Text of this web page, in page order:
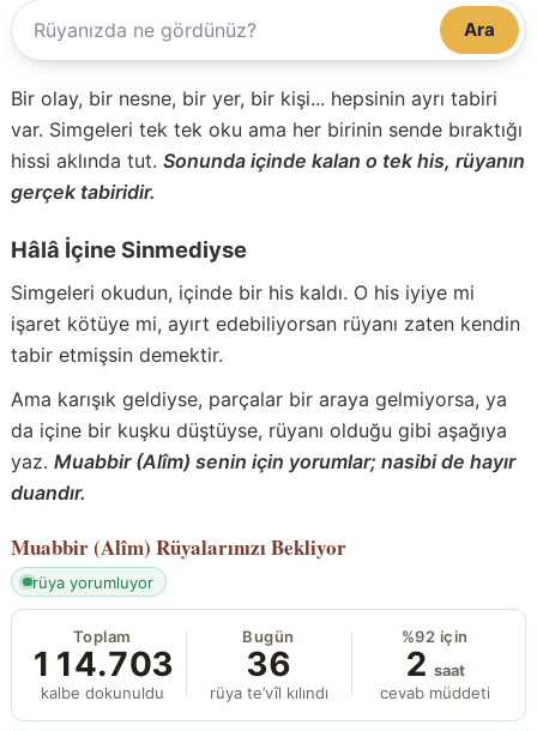
Ara
Bir olay, bir nesne, bir yer, bir kişi... hepsinin ayrı tabiri
var. Simgeleri tek tek oku ama her birinin sende bıraktığı
hissi aklında tut. Sonunda içinde kalan o tek his, rüyanın
gerçek tabiridir.
Hâlâ İçine Sinmediyse
Simgeleri okudun, içinde bir his kaldı. O his iyiye mi
işaret kötüye mi, ayırt edebiliyorsan rüyanı zaten kendin
tabir etmişsin demektir.
Ama karışık geldiyse, parçalar bir araya gelmiyorsa, ya
da içine bir kuşku düştüyse, rüyanı olduğu gibi aşağıya
yaz. Muabbir (Alîm) senin için yorumlar; nasibi de hayır
duandır.
Muabbir (Alîm) Rüyalarınızı Bekliyor
rüya yorumluyor
Toplam
114.703
kalbe dokunuldu
Bugün
36
rüya te’vîl kılındı
%92 için
2 saat
cevab müddeti